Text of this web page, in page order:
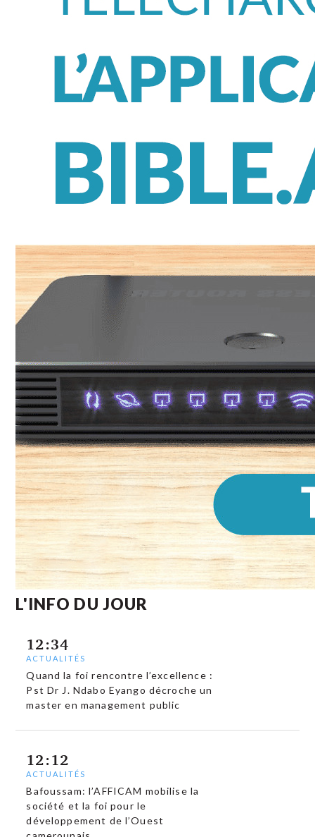
L'INFO DU JOUR
12:34
ACTUALITÉS
Quand la foi rencontre l’excellence :
Pst Dr J. Ndabo Eyango décroche un
master en management public
12:12
ACTUALITÉS
Bafoussam: l’AFFICAM mobilise la
société et la foi pour le
développement de l’Ouest